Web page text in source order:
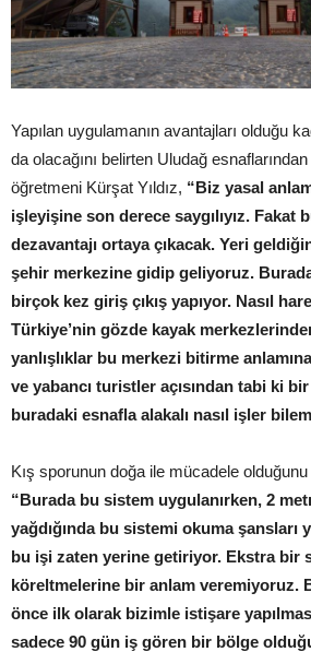
Yapılan uygulamanın avantajları olduğu
da olacağını belirten Uludağ
öğretmeni Kürşat Yıldız, “Biz yasal
işleyişine son derece saygılıyız. Fakat
dezavantajı ortaya çıkacak. Yeri
şehir merkezine gidip geliyoruz.
birçok kez giriş çıkış yapıyor. Nasıl
Türkiye’nin gözde kayak
yanlışlıklar bu merkezi bitirme
ve yabancı turistler açısından tabi ki
buradaki esnafla alakalı nasıl işler
Kış sporunun doğa ile mücadele olduğunu
“Burada bu sistem uygulanırken, 2
yağdığında bu sistemi okuma şansları
bu işi zaten yerine getiriyor. Ekstra bir
köreltmelerine bir anlam veremiyoruz.
önce ilk olarak bizimle istişare
sadece 90 gün iş gören bir bölge